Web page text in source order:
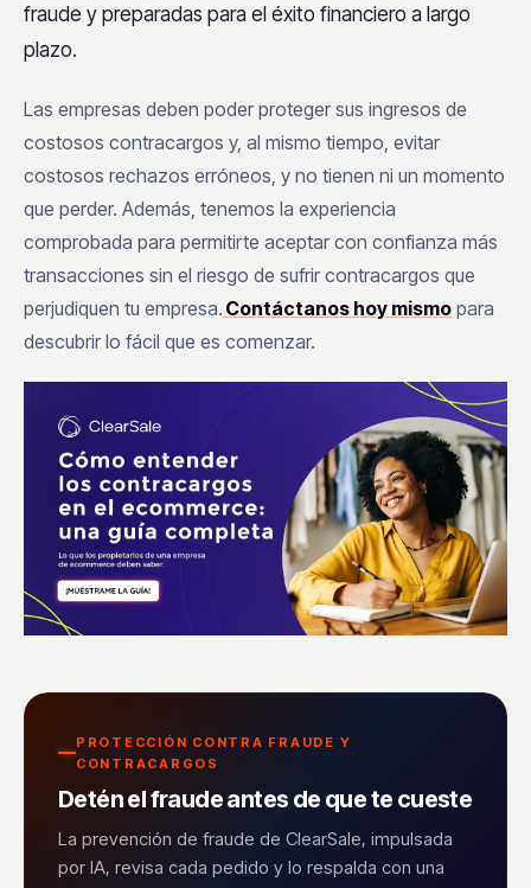
fraude y preparadas para el éxito financiero a largo
plazo.
Las empresas deben poder proteger sus ingresos de
costosos contracargos y, al mismo tiempo, evitar
costosos rechazos erróneos, y no tienen ni un momento
que perder. Además, tenemos la experiencia
comprobada para permitirte aceptar con confianza más
transacciones sin el riesgo de sufrir contracargos que
perjudiquen tu empresa. Contáctanos hoy mismo para
descubrir lo fácil que es comenzar.
PROTECCIÓN CONTRA FRAUDE Y
CONTRACARGOS
Detén el fraude antes de que te cueste
La prevención de fraude de ClearSale, impulsada
por IA, revisa cada pedido y lo respalda con una